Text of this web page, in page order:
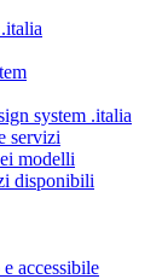
system .italia
servizi
modelli
disponibili
accessibile